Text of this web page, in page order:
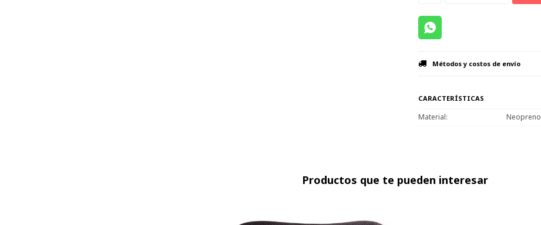
Métodos y costos de envío
CARACTERÍSTICAS
Material Neopreno
Productos que te pueden interesar